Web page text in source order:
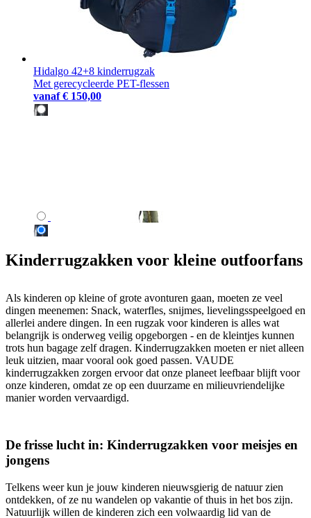
Hidalgo 42+8 kinderrugzak
Met gerecycleerde PET-flessen
vanaf € 150,00
Kinderrugzakken voor kleine outfoorfans
Als kinderen op kleine of grote avonturen gaan, moeten ze veel
dingen meenemen: Snack, waterfles, snijmes, lievelingsspeelgoed en
allerlei andere dingen. In een rugzak voor kinderen is alles wat
belangrijk is onderweg veilig opgeborgen - en de kleintjes kunnen
trots hun bagage zelf dragen. Kinderrugzakken moeten er niet alleen
leuk uitzien, maar vooral ook goed passen. VAUDE
kinderrugzakken zorgen ervoor dat onze planeet leefbaar blijft voor
onze kinderen, omdat ze op een duurzame en milieuvriendelijke
manier worden vervaardigd.
De frisse lucht in: Kinderrugzakken voor meisjes en
jongens
Telkens weer kun je jouw kinderen nieuwsgierig de natuur zien
ontdekken, of ze nu wandelen op vakantie of thuis in het bos zijn.
Natuurlijk willen de kinderen zich een volwaardig lid van de